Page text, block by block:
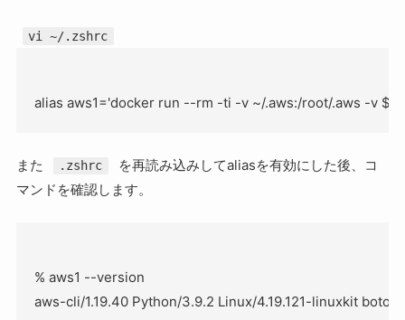
vi ~/.zshrc
また .zshrc
を再読み込みしてaliasを有効にした後、コ
マンドを確認します。
% aws1 --version